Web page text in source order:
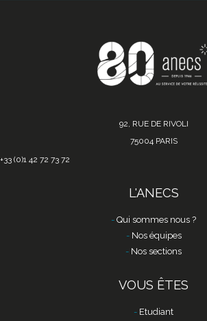
92, RUE DE RIVOLI
75004 PARIS
+33 (0)1 42 72 73 72
L'ANECS
Qui sommes nous ?
Nos équipes
Nos sections
VOUS ÊTES
Etudiant